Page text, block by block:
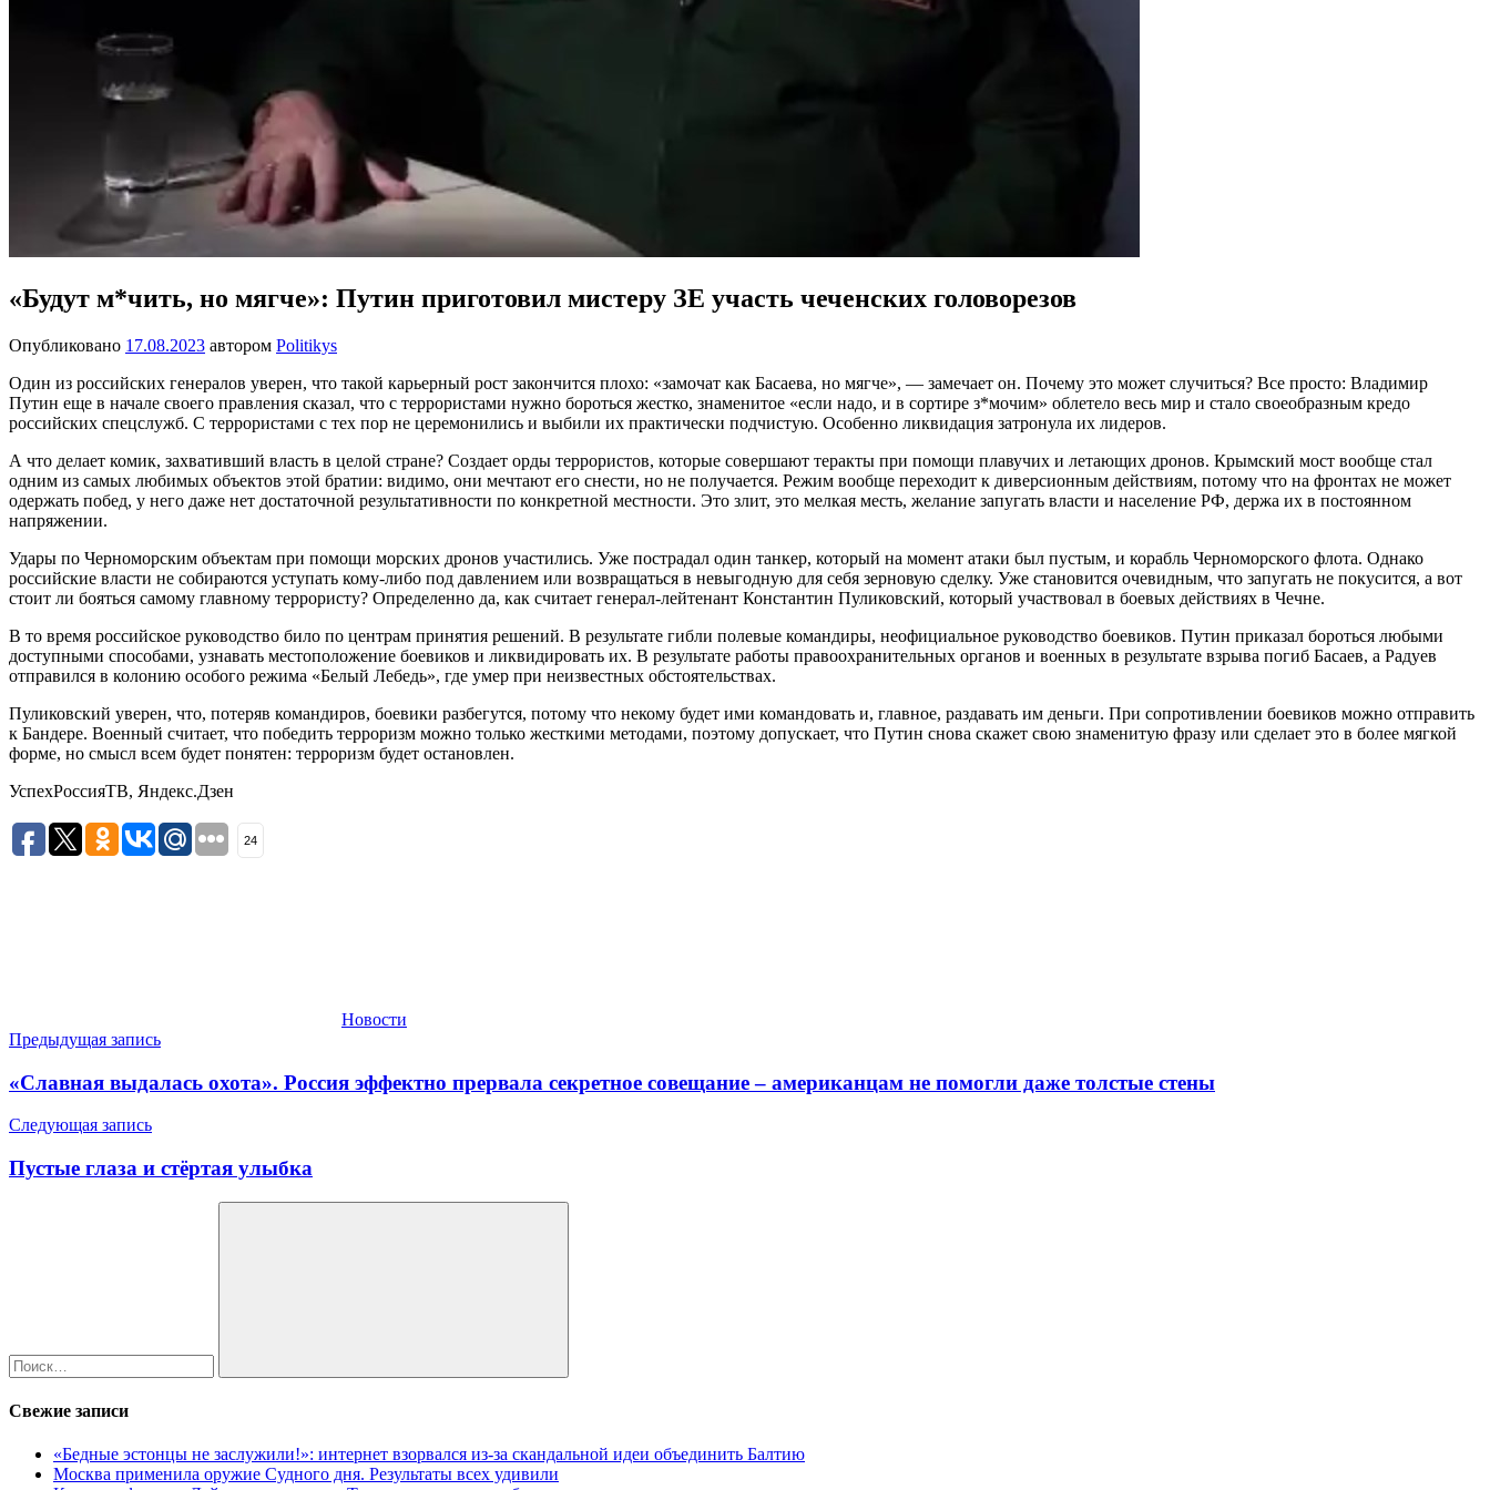
«Будут м*чить, но мягче»: Путин приготовил мистеру ЗЕ участь чеченских головорезов
Опубликовано 17.08.2023 автором Politikys
Один из российских генералов уверен, что такой карьерный рост закончится плохо: «замочат как Басаева, но мягче», — замечает он. Почему это может случиться? Все просто: Владимир
Путин еще в начале своего правления сказал, что с террористами нужно бороться жестко, знаменитое «если надо, и в сортире з*мочим» облетело весь мир и стало своеобразным кредо
российских спецслужб. С террористами с тех пор не церемонились и выбили их практически подчистую. Особенно ликвидация затронула их лидеров.
А что делает комик, захвативший власть в целой стране? Создает орды террористов, которые совершают теракты при помощи плавучих и летающих дронов. Крымский мост вообще стал
одним из самых любимых объектов этой братии: видимо, они мечтают его снести, но не получается. Режим вообще переходит к диверсионным действиям, потому что на фронтах не может
одержать побед, у него даже нет достаточной результативности по конкретной местности. Это злит, это мелкая месть, желание запугать власти и население РФ, держа их в постоянном
напряжении.
Удары по Черноморским объектам при помощи морских дронов участились. Уже пострадал один танкер, который на момент атаки был пустым, и корабль Черноморского флота. Однако
российские власти не собираются уступать кому-либо под давлением или возвращаться в невыгодную для себя зерновую сделку. Уже становится очевидным, что запугать не покусится, а вот
стоит ли бояться самому главному террористу? Определенно да, как считает генерал-лейтенант Константин Пуликовский, который участвовал в боевых действиях в Чечне.
В то время российское руководство било по центрам принятия решений. В результате гибли полевые командиры, неофициальное руководство боевиков. Путин приказал бороться любыми
доступными способами, узнавать местоположение боевиков и ликвидировать их. В результате работы правоохранительных органов и военных в результате взрыва погиб Басаев, а Радуев
отправился в колонию особого режима «Белый Лебедь», где умер при неизвестных обстоятельствах.
Пуликовский уверен, что, потеряв командиров, боевики разбегутся, потому что некому будет ими командовать и, главное, раздавать им деньги. При сопротивлении боевиков можно отправить
к Бандере. Военный считает, что победить терроризм можно только жесткими методами, поэтому допускает, что Путин снова скажет свою знаменитую фразу или сделает это в более мягкой
форме, но смысл всем будет понятен: терроризм будет остановлен.
УспехРоссияТВ, Яндекс.Дзен
24
Новости
Навигация
по
Предыдущая запись
«Славная выдалась охота». Россия эффектно прервала секретное совещание – американцам не помогли даже толстые стены
Следующая запись
Пустые глаза и стёртая улыбка
Поиск
Свежие записи
«Бедные эстонцы не заслужили!»: интернет взорвался из-за скандальной идеи объединить Балтию
Москва применила оружие Судного дня. Результаты всех удивили